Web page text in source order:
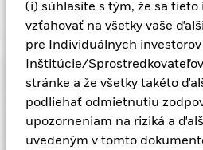
(i) súhlasíte s tým, že sa
vzťahovať na všetky vaše
pre Individuálnych
Inštitúcie/
stránke a že všetky takéto
podliehať odmietnutiu
upozorneniam na riziká a
uvedeným v tomto
iShares Global AAA-AA Govt
Výkonnosť
Úverové riziko, zmeny úrokových
emitenta budú mať výrazný vplyv
Hlavné fakty